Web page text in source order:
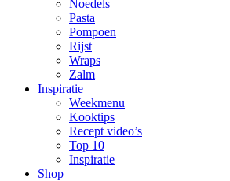
Noedels
Pasta
Pompoen
Rijst
Wraps
Zalm
Inspiratie
Weekmenu
Kooktips
Recept video’s
Top 10
Inspiratie
Shop